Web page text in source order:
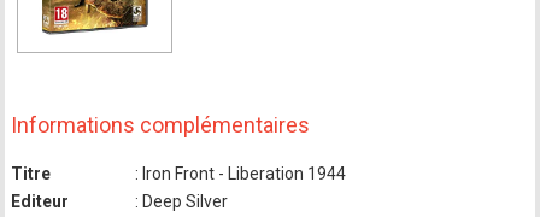
Informations complémentaires
Titre
: Iron Front - Liberation 1944
Editeur
: Deep Silver